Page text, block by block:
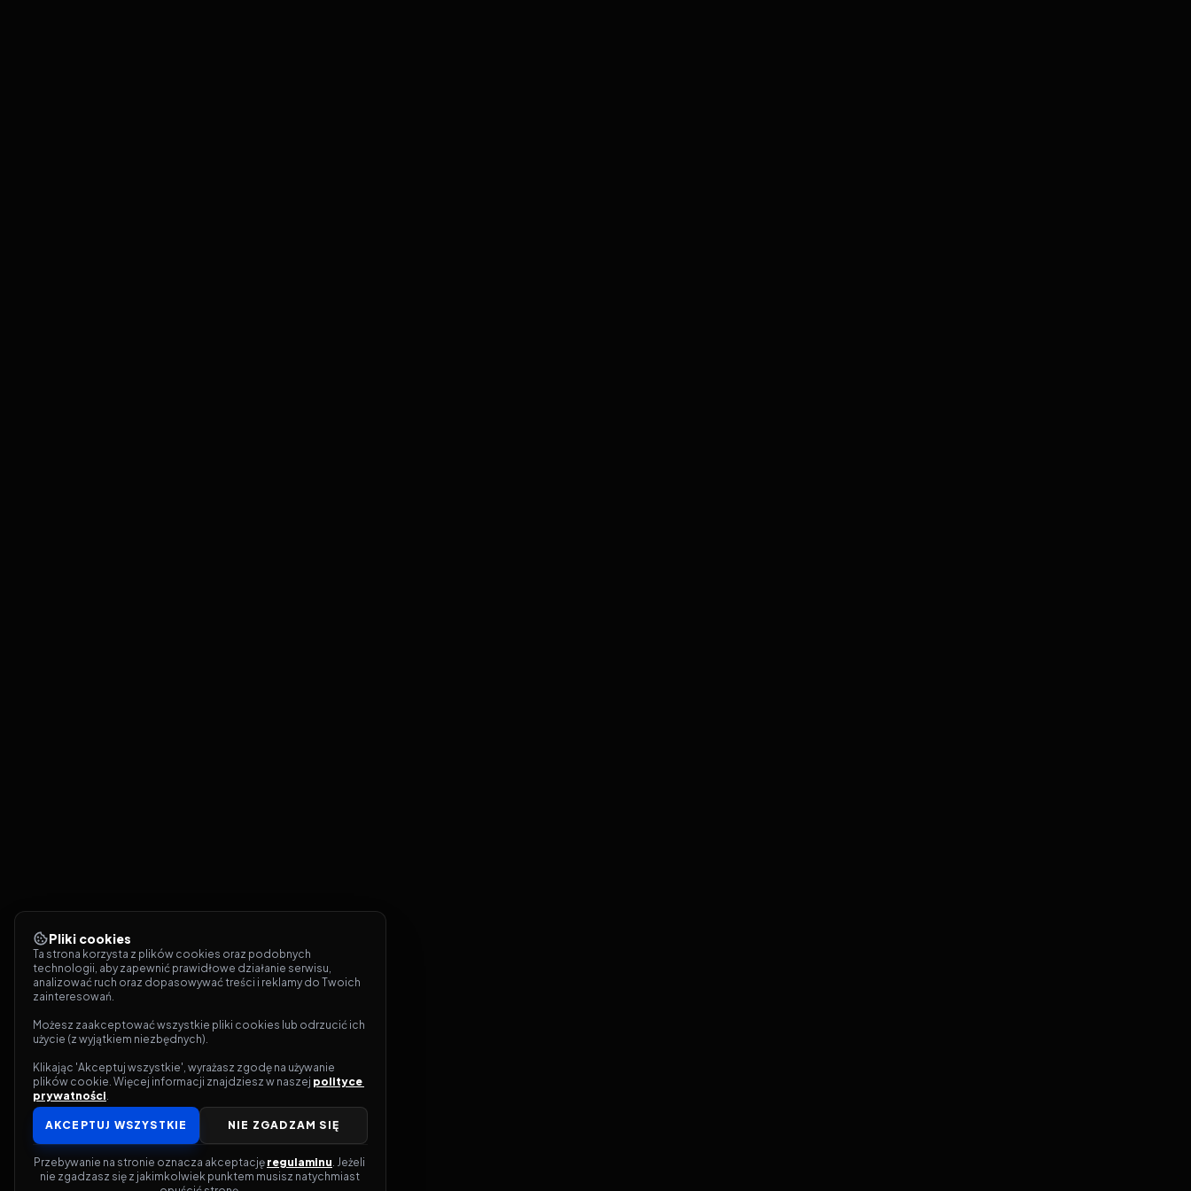
Pliki cookies
Ta strona korzysta z plików cookies oraz podobnych
technologii, aby zapewnić prawidłowe działanie serwisu,
analizować ruch oraz dopasowywać treści i reklamy do Twoich
zainteresowań.
Możesz zaakceptować wszystkie pliki cookies lub odrzucić ich
użycie (z wyjątkiem niezbędnych).
Klikając 'Akceptuj wszystkie', wyrażasz zgodę na używanie
plików cookie. Więcej informacji znajdziesz w naszej polityce
prywatności.
AKCEPTUJ WSZYSTKIE NIE ZGADZAM SIĘ
Przebywanie na stronie oznacza akceptację regulaminu. Jeżeli
nie zgadzasz się z jakimkolwiek punktem musisz natychmiast